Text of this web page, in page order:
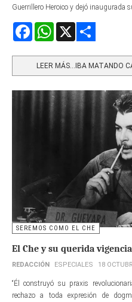
Guerrillero Heroico y dejó inaugurada
FacebookWhatsApp
LEER MÁS…IBA MATANDO
SEREMOS COMO EL CHE
El Che y su querida vigencia
REDACCIÓN ESPECIALES 18
“Él construyó su praxis
rechazo a toda expresión de